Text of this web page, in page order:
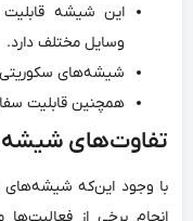
این شیشه قابلیت
وسایل مختلف دارد.
شیشه‌های سکوریتی
همچنین قابلیت
تفاوت‌های
با وجود این‌که شیشه‌های
انجام برخی از